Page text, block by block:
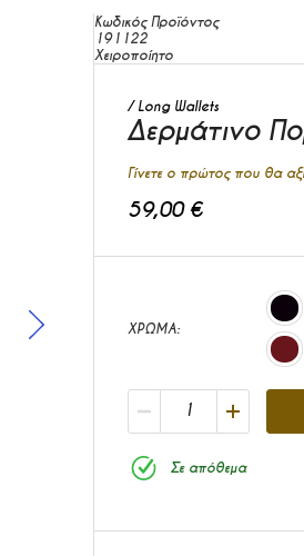
Κωδικός Προϊόντος
191122
Χειροποίητο
Long Wallets
Δερμάτινο
Γίνετε ο πρώτος που θα
59,00 €
ΧΡΩΜΑ
Σε απόθεμα